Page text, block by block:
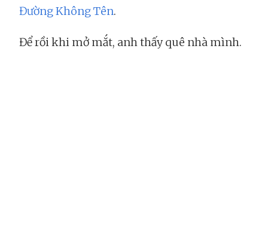
Đường Không Tên.
Để rồi khi mở mắt, anh thấy quê nhà mình.